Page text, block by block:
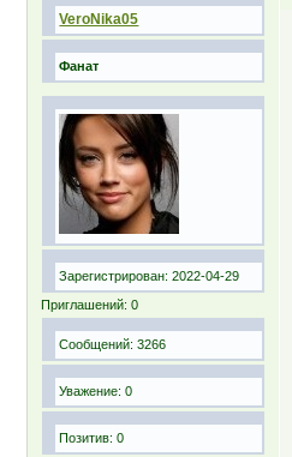
VeroNika05
Фанат
Зарегистрирован: 2022-04-29
Приглашений: 0
Сообщений: 3266
Уважение: 0
Позитив: 0